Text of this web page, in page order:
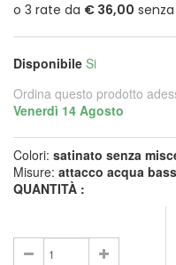
Disponibile Si
Ordina questo prodotto
Venerdì 14 Agosto
Colori: satinato senza
Misure: attacco acqua
QUANTITÀ :